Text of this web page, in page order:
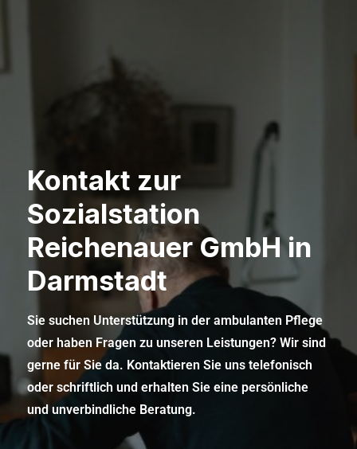
Kontakt zur
Sozialstation
Reichenauer GmbH in
Darmstadt
Sie suchen Unterstützung in der ambulanten Pflege
oder haben Fragen zu unseren Leistungen? Wir sind
gerne für Sie da. Kontaktieren Sie uns telefonisch
oder schriftlich und erhalten Sie eine persönliche
und unverbindliche Beratung.